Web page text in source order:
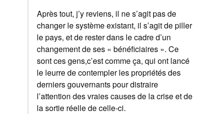
Après tout, j’y reviens, il ne s’agit pas de
changer le système existant, il s’agit de piller
le pays, et de rester dans le cadre d’un
changement de ses « bénéficiaires ». Ce
sont ces gens,c’est comme ça, qui ont lancé
le leurre de contempler les propriétés des
derniers gouvernants pour distraire
l’attention des vraies causes de la crise et de
la sortie réelle de celle-ci.